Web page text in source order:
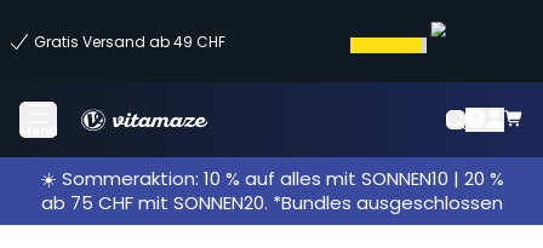
Gratis Versand ab 49 CHF
Menü
☀️ Sommeraktion: 10 % auf alles mit SONNEN10 | 20 %
ab 75 CHF mit SONNEN20. *Bundles ausgeschlossen